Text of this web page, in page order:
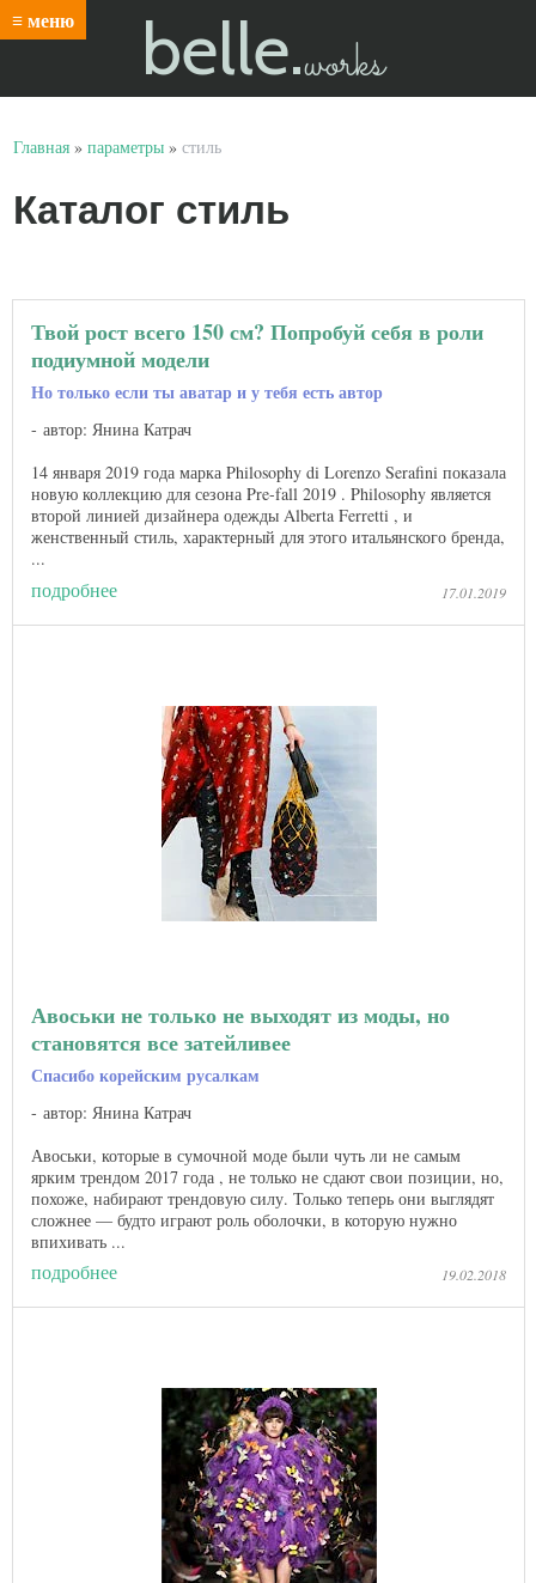
≡ меню belle.works
Главная » параметры » стиль
Каталог стиль
Твой рост всего 150 см? Попробуй себя в роли
подиумной модели
Но только если ты аватар и у тебя есть автор
автор: Янина Катрач
14 января 2019 года марка Philosophy di Lorenzo Serafini показала
новую коллекцию для сезона Pre-fall 2019 . Philosophy является
второй линией дизайнера одежды Alberta Ferretti , и
женственный стиль, характерный для этого итальянского бренда,
...
подробнее 17.01.2019
Авоськи не только не выходят из моды, но
становятся все затейливее
Спасибо корейским русалкам
автор: Янина Катрач
Авоськи, которые в сумочной моде были чуть ли не самым
ярким трендом 2017 года , не только не сдают свои позиции, но,
похоже, набирают трендовую силу. Только теперь они выглядят
сложнее — будто играют роль оболочки, в которую нужно
впихивать ...
подробнее 19.02.2018